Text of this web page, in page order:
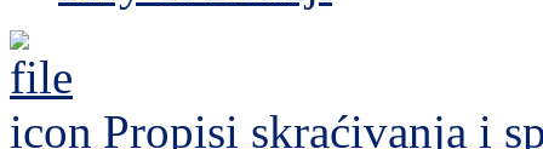
Propisi skraćivanja i